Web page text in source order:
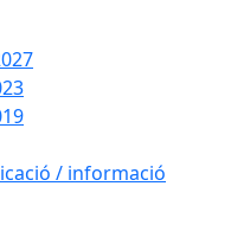
/ informació